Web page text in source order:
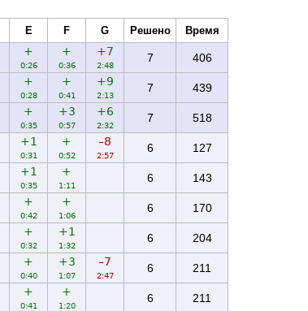
E F G Решено Время
+
0:26
+
0:36
+7
2:48
7 406
+
0:28
+
0:41
+9
2:13
7 439
+
0:35
+3
0:57
+6
2:32
7 518
+1
0:31
+
0:52
–8
2:57
6 127
+1
0:35
+
1:11
6 143
+
0:42
+
1:06
6 170
+
0:32
+1
1:32
6 204
+
0:40
+3
1:07
–7
2:47
6 211
+
0:41
+
1:20
6 211